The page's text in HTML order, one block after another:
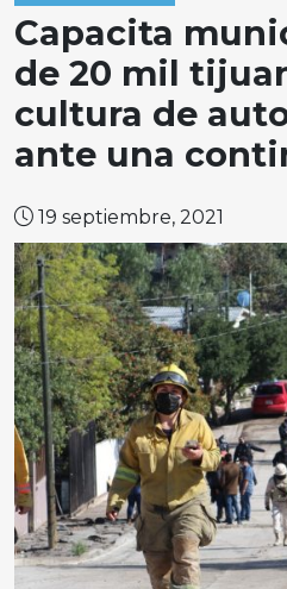
Capacita
de 20 mil
cultura de
ante una
19 septiembre, 2021